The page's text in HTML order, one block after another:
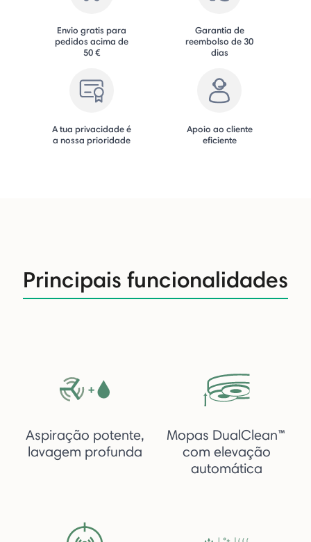
Envio gratis para
pedidos acima de
50 €
Garantia de
reembolso de 30
dias
A tua privacidade é
a nossa prioridade
Apoio ao cliente
eficiente
Principais funcionalidades
Aspiração potente,
lavagem profunda
Mopas DualClean™
com elevação
automática